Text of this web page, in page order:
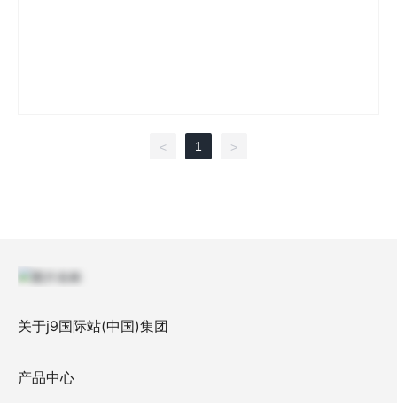
< 1 >
关于j9国际站(中国)集团
产品中心